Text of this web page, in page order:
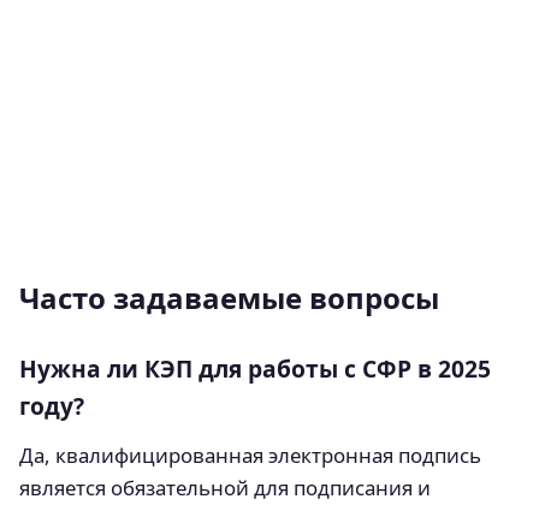
Часто задаваемые вопросы
Нужна ли КЭП для работы с СФР в 2025
году?
Да, квалифицированная электронная подпись
является обязательной для подписания и